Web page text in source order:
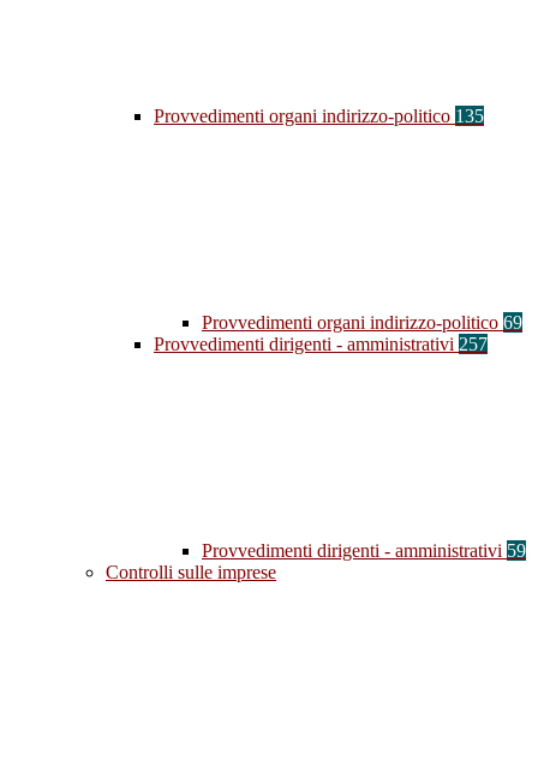
Provvedimenti organi indirizzo-politico 135
Provvedimenti organi indirizzo-politico 69
Provvedimenti dirigenti - amministrativi 257
Provvedimenti dirigenti - amministrativi 59
Controlli sulle imprese